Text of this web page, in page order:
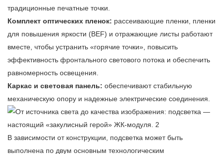
традиционные печатные точки.
Комплект оптических пленок: рассеивающие пленки, пленки
для повышения яркости (BEF) и отражающие листы работают
вместе, чтобы устранить «горячие точки», повысить
эффективность фронтального светового потока и обеспечить
равномерность освещения.
Каркас и световая панель: обеспечивают стабильную
механическую опору и надежные электрические соединения.
В зависимости от конструкции, подсветка может быть
выполнена по двум основным технологическим